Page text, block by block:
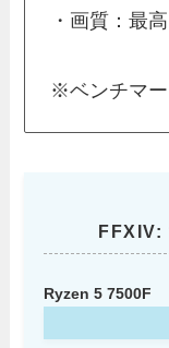
・画質：最高
※ベンチマー
FFXIV:
Ryzen 5 7500F